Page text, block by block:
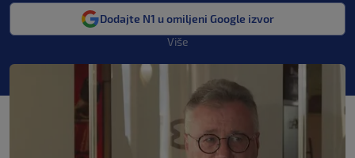
Dodajte N1 u omiljeni Google izvor
Više